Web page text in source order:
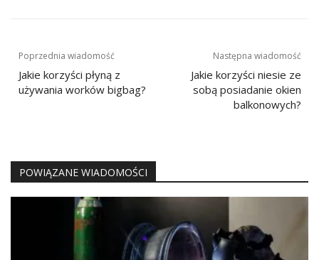
Nawigacja
wpisu
Poprzednia wiadomość
Jakie korzyści płyną z
używania worków bigbag?
Następna wiadomość
Jakie korzyści niesie ze
sobą posiadanie okien
balkonowych?
POWIĄZANE WIADOMOŚCI